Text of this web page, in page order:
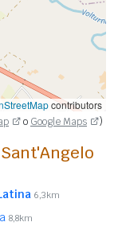
contributors
o Google Maps )
6,3km
8,8km